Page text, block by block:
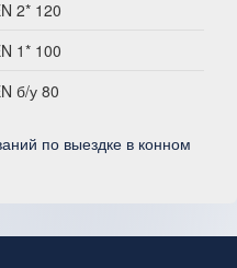
2* 120
1* 100
б/у 80
по выездке в конном